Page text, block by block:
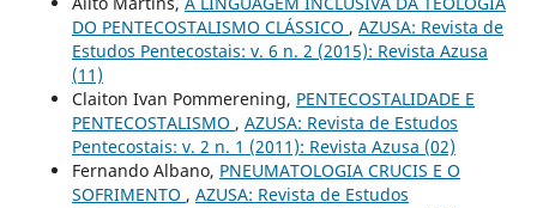
DO PENTECOSTALISMO CLÁSSICO , AZUSA: Revista de
Estudos Pentecostais: v. 6 n. 2 (2015): Revista Azusa
(11)
Claiton Ivan Pommerening, PENTECOSTALIDADE E
PENTECOSTALISMO , AZUSA: Revista de Estudos
Pentecostais: v. 2 n. 1 (2011): Revista Azusa (02)
Fernando Albano, PNEUMATOLOGIA CRUCIS E O
SOFRIMENTO , AZUSA: Revista de Estudos